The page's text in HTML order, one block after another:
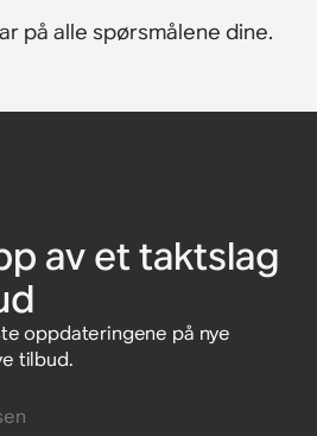
på alle spørsmålene dine.
av et taktslag
oppdateringene på nye
tilbud.